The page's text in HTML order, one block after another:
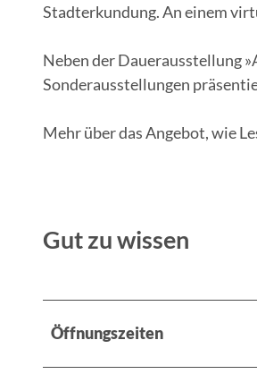
Stadterkundung. An einem
Neben der Dauerausstellung
Sonderausstellungen
Mehr über das Angebot, wie
Gut zu wissen
Öffnungszeiten